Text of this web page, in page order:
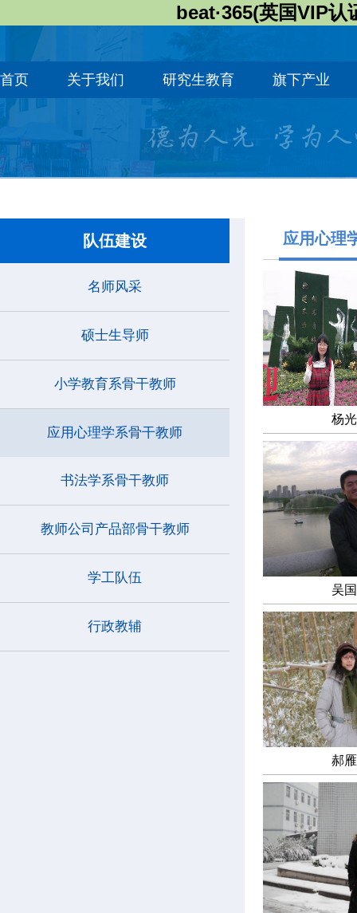
beat·365(英国VIP
首页 关于我们 研究生教育 旗下产业
队伍建设
名师风采
硕士生导师
小学教育系骨干教师
应用心理学系骨干教师
书法学系骨干教师
教师公司产品部骨干教师
学工队伍
行政教辅
应用心理
杨
吴
郝